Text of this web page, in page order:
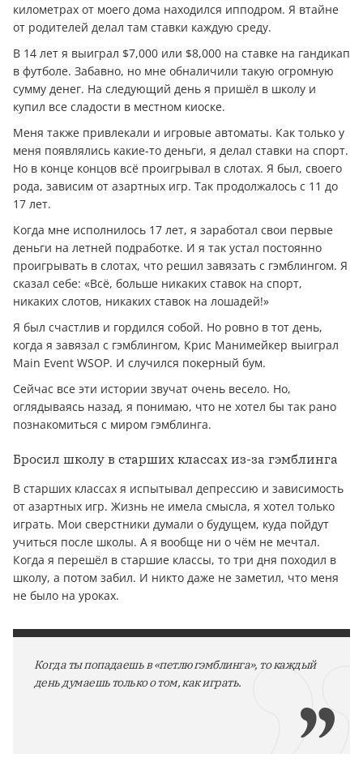
километрах от моего дома находился ипподром. Я втайне
от родителей делал там ставки каждую среду.
В 14 лет я выиграл $7,000 или $8,000 на ставке на гандикап
в футболе. Забавно, но мне обналичили такую огромную
сумму денег. На следующий день я пришёл в школу и
купил все сладости в местном киоске.
Меня также привлекали и игровые автоматы. Как только у
меня появлялись какие-то деньги, я делал ставки на спорт.
Но в конце концов всё проигрывал в слотах. Я был, своего
рода, зависим от азартных игр. Так продолжалось с 11 до
17 лет.
Когда мне исполнилось 17 лет, я заработал свои первые
деньги на летней подработке. И я так устал постоянно
проигрывать в слотах, что решил завязать с гэмблингом. Я
сказал себе: «Всё, больше никаких ставок на спорт,
никаких слотов, никаких ставок на лошадей!»
Я был счастлив и гордился собой. Но ровно в тот день,
когда я завязал с гэмблингом, Крис Манимейкер выиграл
Main Event WSOP. И случился покерный бум.
Сейчас все эти истории звучат очень весело. Но,
оглядываясь назад, я понимаю, что не хотел бы так рано
познакомиться с миром гэмблинга.
Бросил школу в старших классах из-за гэмблинга
В старших классах я испытывал депрессию и зависимость
от азартных игр. Жизнь не имела смысла, я хотел только
играть. Мои сверстники думали о будущем, куда пойдут
учиться после школы. А я вообще ни о чём не мечтал.
Когда я перешёл в старшие классы, то три дня походил в
школу, а потом забил. И никто даже не заметил, что меня
не было на уроках.
Когда ты попадаешь в «петлю гэмблинга», то каждый
день думаешь только о том, как играть.